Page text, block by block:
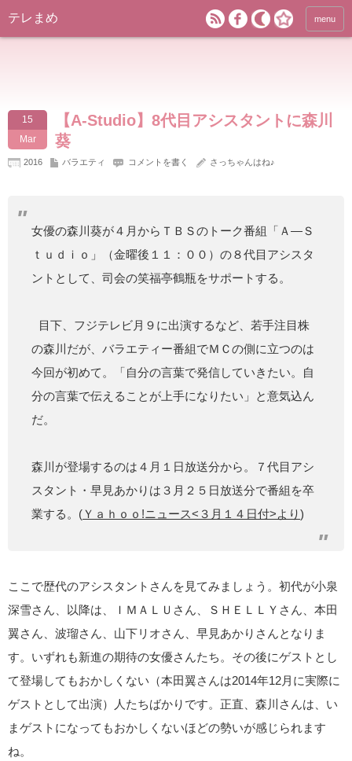
テレまめ menu
15
Mar
【A-Studio】8代目アシスタントに森川
葵
2016 バラエティ コメントを書く さっちゃんはね♪
女優の森川葵が４月からＴＢＳのトーク番組「Ａ―Ｓ
ｔｕｄｉｏ」（金曜後１１：００）の８代目アシスタ
ントとして、司会の笑福亭鶴瓶をサポートする。
目下、フジテレビ月９に出演するなど、若手注目株
の森川だが、バラエティー番組でＭＣの側に立つのは
今回が初めて。「自分の言葉で発信していきたい。自
分の言葉で伝えることが上手になりたい」と意気込ん
だ。
森川が登場するのは４月１日放送分から。７代目アシ
スタント・早見あかりは３月２５日放送分で番組を卒
業する。(Ｙａｈｏｏ!ニュース<３月１４日付>より)
ここで歴代のアシスタントさんを見てみましょう。初代が小泉
深雪さん、以降は、ＩＭＡＬＵさん、ＳＨＥＬＬＹさん、本田
翼さん、波瑠さん、山下リオさん、早見あかりさんとなりま
す。いずれも新進の期待の女優さんたち。その後にゲストとし
て登場してもおかしくない（本田翼さんは2014年12月に実際に
ゲストとして出演）人たちばかりです。正直、森川さんは、い
まゲストになってもおかしくないほどの勢いが感じられます
ね。